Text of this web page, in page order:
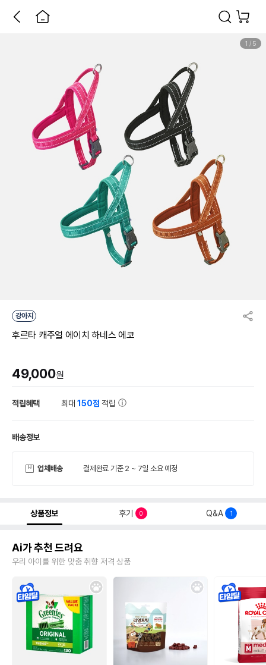
1 / 5
강아지
후르타 캐주얼 에이치 하네스 에코
49,000원
적립혜택 최대150점 적립
배송정보
업체배송 결제완료 기준 2 ~ 7일 소요 예정
상품정보 후기 0 Q&A 1
Ai가 추천 드려요
우리 아이를 위한 맞춤 취향 저격 상품